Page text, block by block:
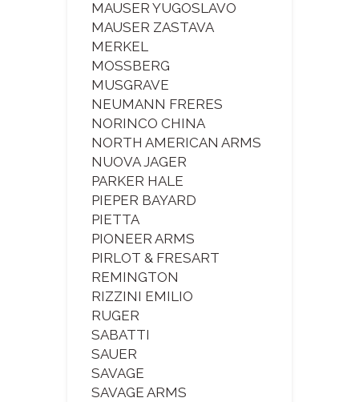
MAUSER YUGOSLAVO
MAUSER ZASTAVA
MERKEL
MOSSBERG
MUSGRAVE
NEUMANN FRERES
NORINCO CHINA
NORTH AMERICAN ARMS
NUOVA JAGER
PARKER HALE
PIEPER BAYARD
PIETTA
PIONEER ARMS
PIRLOT & FRESART
REMINGTON
RIZZINI EMILIO
RUGER
SABATTI
SAUER
SAVAGE
SAVAGE ARMS